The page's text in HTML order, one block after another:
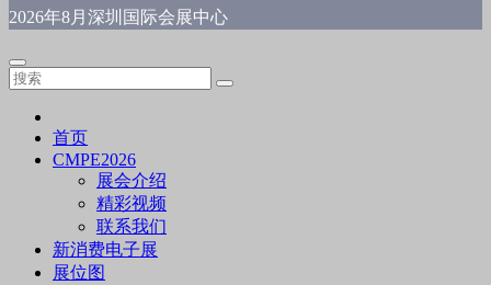
2026年8月深圳国际会展中心
首页
CMPE2026
展会介绍
精彩视频
联系我们
新消费电子展
展位图